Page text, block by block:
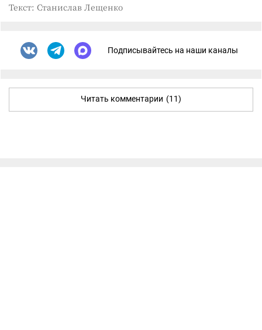
Текст: Станислав Лещенко
Подписывайтесь на наши каналы
Читать комментарии (11)